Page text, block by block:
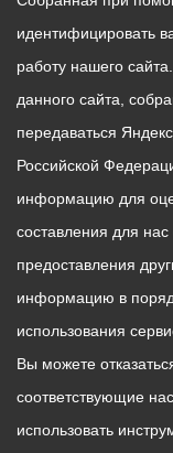
идентифицировать
работу нашего
данного сайта,
передаваться
Российской
информацию для
составления для
предоставления
информацию в
использования
Вы можете
соответствующие
использовать